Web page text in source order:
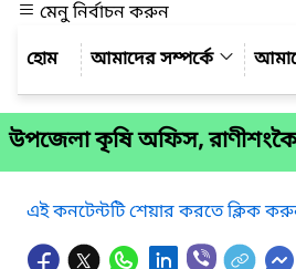
মেনু নির্বাচন করুন
আমাদের সম্পর্কে
উপজেলা কৃষি অফিস,
এই কনটেন্টটি শেয়ার করতে ক্লিক